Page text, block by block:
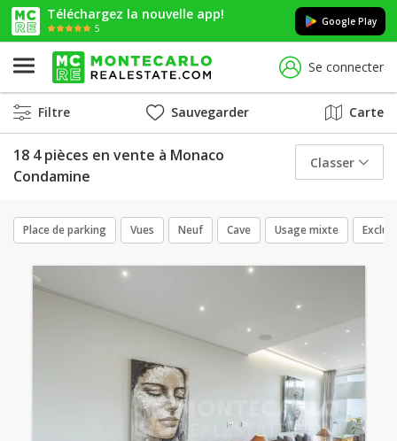
Téléchargez la nouvelle app!
5
Google Play
Se connecter
Filtre Sauvegarder Carte
18 4 pièces en vente à Monaco
Condamine
Classer
Place de parking Vues Neuf Cave Usage mixte